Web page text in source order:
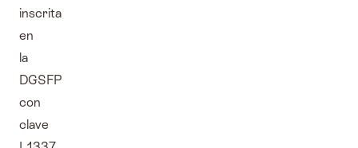
inscrita
en
la
DGSFP
con
clave